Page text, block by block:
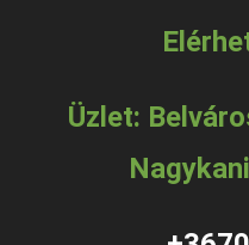
Üzlet: